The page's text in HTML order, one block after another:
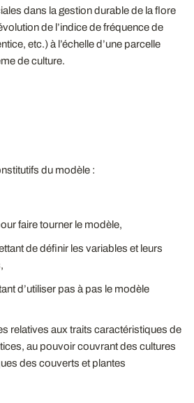
dans la gestion durable de la flore
de l’indice de fréquence de
etc.) à l’échelle d’une parcelle
de culture.
du modèle :
faire tourner le modèle,
de définir les variables et leurs
d’utiliser pas à pas le modèle
relatives aux traits caractéristiques de
au pouvoir couvrant des cultures
des couverts et plantes